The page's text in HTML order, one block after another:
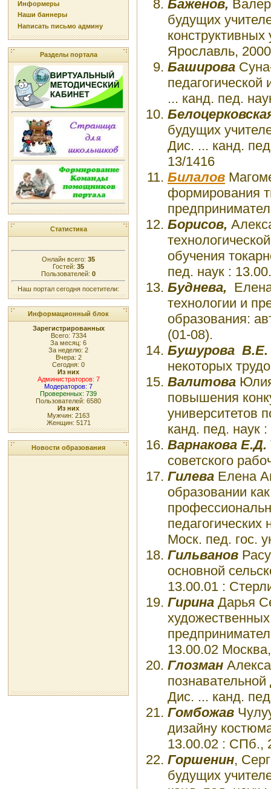
Информеры
Наши баннеры
Написать письмо админу
Разделы портала
Статистика
Онлайн всего: 35
Гостей: 35
Пользователей: 0
Наш портал сегодня посетители:
Информационный блок
Зарегистрированных
Всего: 7334
За месяц: 6
За неделю: 2
Вчера: 2
Сегодня: 0
Из них
Администраторов: 7
Модераторов: 7
Проверенных: 739
Пользователей: 6580
Из них
Мужчин: 2163
Женщин: 5171
Новости образования
Баженов,
будущих
Ярославль,
Баширова
... канд. пед.
будущих
Дис. ... канд.
13/1416
Билалов
формирования
Борисов,
обучения
пед. наук :
Буднева,
технологии и
образования:
(01-08).
Бушурова В.Е.
некоторых
Валитова
повышения
университетов
канд. пед. наук
Варнакова Е.Д.
советского
Гилева Елена
образовании
Моск. пед. гос.
Гильванов
основной
13.00.01 :
Гирина Дарья
13.00.02
Глозман
Дис. ... канд.
Гомбожав
дизайну
13.00.02 : СПб.,
Горшенин,
будущих